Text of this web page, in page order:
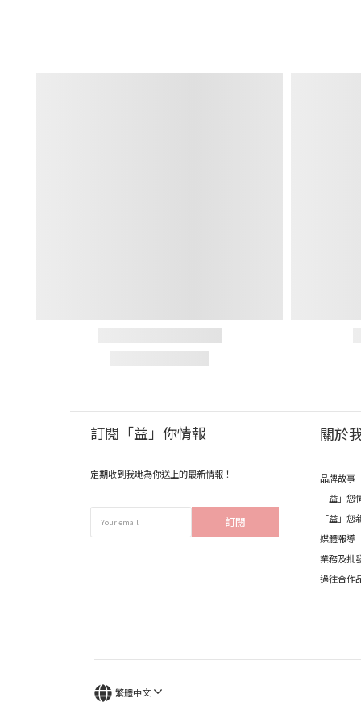
訂閱「益」你情報
定期收到我哋為你送上的最新情報！
訂閱
關於
品牌故事
「益」您
「益」您
媒體報導
業務及批
過往合作
繁體中文